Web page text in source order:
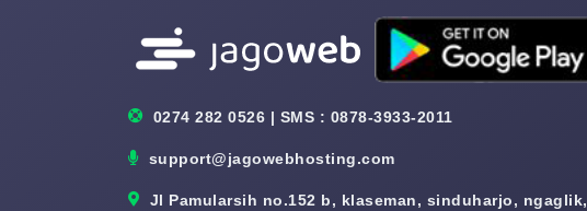
0274 282 0526 | SMS : 0878-3933-2011
support@jagowebhosting.com
Jl Pamularsih no.152 b, klaseman, sinduharjo, ngaglik,